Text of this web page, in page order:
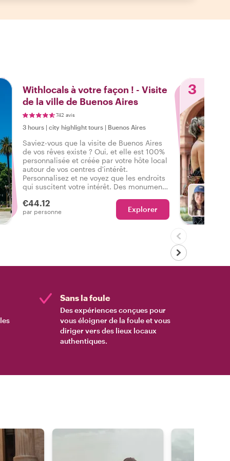
Withlocals à votre façon ! - Visite
de la ville de Buenos Aires
742 avis
3 hours | city highlight tours | Buenos Aires
Saviez-vous que la visite de Buenos Aires
de vos rêves existe ? Oui, et elle est 100%
personnalisée et créée par votre hôte local
autour de vos centres d'intérêt.
Personnalisez et ne voyez que les endroits
qui suscitent votre intérêt. Des monuments
vos désirs sont des ordres !
€44.12
par personne Explorer
3
Sans la foule
Des expériences conçues pour
vous éloigner de la foule et vous
diriger vers des lieux locaux
authentiques.